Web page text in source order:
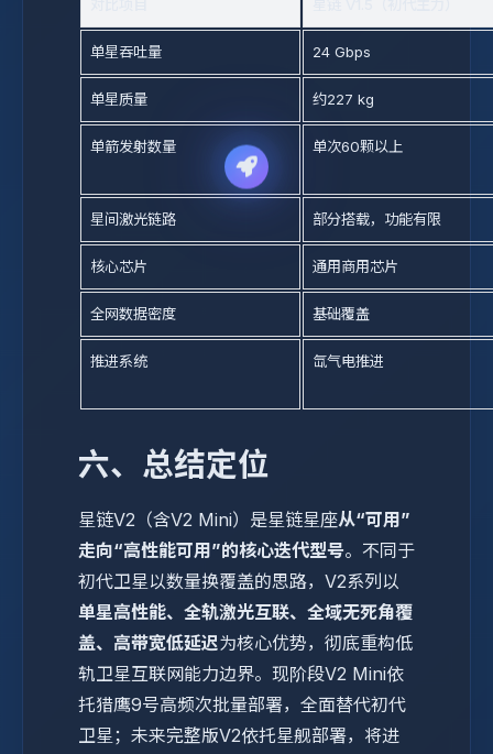
单星吞吐量 24 Gbps
单星质量 约227 kg
单箭发射数量 单次60颗以上
星间激光链路 部分搭载，功能有限
核心芯片 通用商用芯片
全网数据密度 基础覆盖
推进系统 氙气电推进
六、总结定位
星链V2（含V2 Mini）是星链星座从“可用”
走向“高性能可用”的核心迭代型号。不同于
初代卫星以数量换覆盖的思路，V2系列以
单星高性能、全轨激光互联、全域无死角覆
盖、高带宽低延迟为核心优势，彻底重构低
轨卫星互联网能力边界。现阶段V2 Mini依
托猎鹰9号高频次批量部署，全面替代初代
卫星；未来完整版V2依托星舰部署，将进